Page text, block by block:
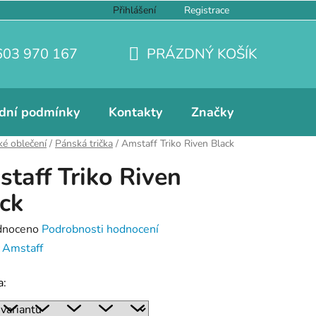
Přihlášení Registrace
970 167
KOŠÍK
PRÁZDNÝ KOŠÍK
podmínky Kontakty Značky
oblečení / Pánská trička / Amstaff Triko Riven Black
Triko Riven
Podrobnosti hodnocení
Amstaff